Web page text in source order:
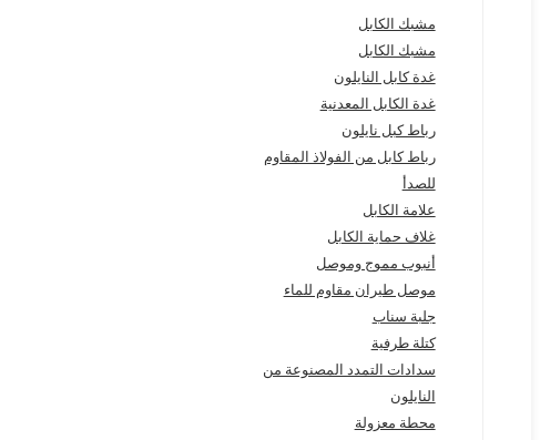
مشبك الكابل
مشبك الكابل
غدة كابل النايلون
غدة الكابل المعدنية
رباط كبل نايلون
رباط كابل من الفولاذ المقاوم
للصدأ
علامة الكابل
غلاف حماية الكابل
أنبوب مموج وموصل
موصل طيران مقاوم للماء
جلبة سناب
كتلة طرفية
سدادات التمدد المصنوعة من
النايلون
محطة معزولة